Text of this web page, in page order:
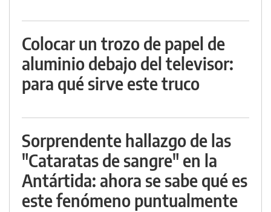
Colocar un trozo de papel de
aluminio debajo del televisor:
para qué sirve este truco
Sorprendente hallazgo de las
"Cataratas de sangre" en la
Antártida: ahora se sabe qué es
este fenómeno puntualmente